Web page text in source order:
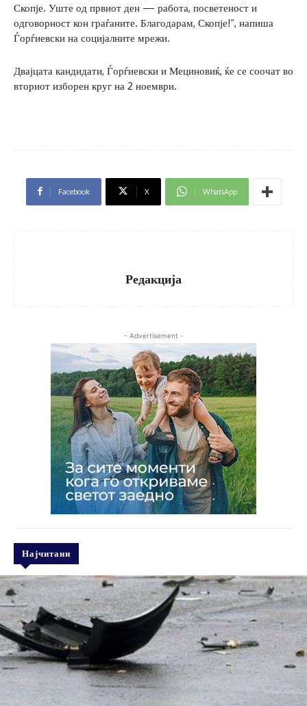
Скопје. Уште од првиот ден — работа, посветеност и
одговорност кон граѓаните. Благодарам, Скопје!“, напиша
Ѓорѓиевски на социјалните мрежи.
Двајцата кандидати, Ѓорѓиевски и Мециновиќ, ќе се соочат во
вториот изборен круг на 2 ноември.
Facebook X WhatsApp
Редакција
- Advertisement -
Најчитани